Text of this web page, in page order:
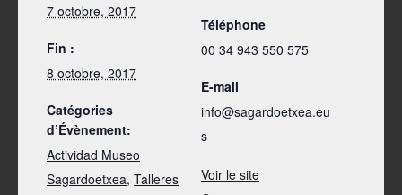
7 octobre, 2017
Fin :
8 octobre, 2017
Catégories
d’Évènement:
Actividad Museo
Sagardoetxea, Talleres
Téléphone
00 34 943 550 575
E-mail
info@sagardoetxea.eu
s
Voir le site